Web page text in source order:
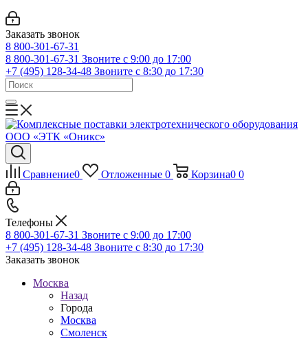
Заказать звонок
8 800-301-67-31
8 800-301-67-31 Звоните с 9:00 до 17:00
+7 (495) 128-34-48 Звоните с 8:30 до 17:30
Сравнение0 Отложенные 0 Корзина0 0
Телефоны
8 800-301-67-31 Звоните с 9:00 до 17:00
+7 (495) 128-34-48 Звоните с 8:30 до 17:30
Заказать звонок
Москва
Назад
Города
Москва
Смоленск